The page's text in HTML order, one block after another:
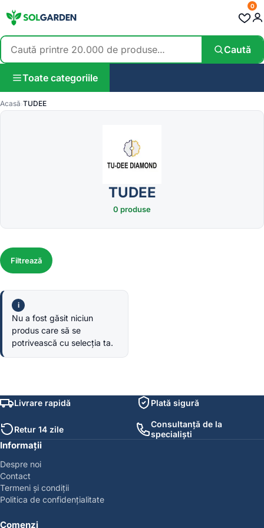
Caută
0
Toate categoriile
Acasă TUDEE
TUDEE
0 produse
Filtrează
Nu a fost găsit niciun
produs care să se
potrivească cu selecția ta.
Livrare rapidă Plată sigură
Retur 14 zile
Consultanță de la
specialiști
Informații
Despre noi
Contact
Termeni și condiții
Politica de confidențialitate
Comenzi